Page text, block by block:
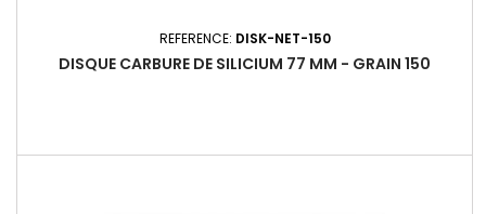
REFERENCE: DISK-NET-150
DISQUE CARBURE DE SILICIUM 77 MM - GRAIN 150